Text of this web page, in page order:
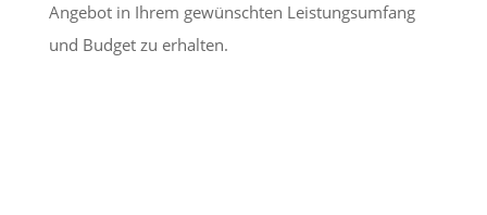
Angebot in Ihrem gewünschten Leistungsumfang
und Budget zu erhalten.